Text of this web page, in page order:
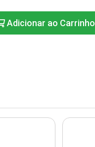
Adicionar ao Carrinho